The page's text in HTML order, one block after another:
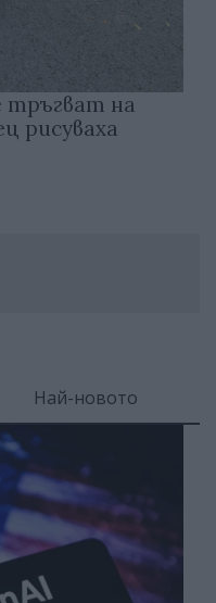
на
рисуваха
Най-новото